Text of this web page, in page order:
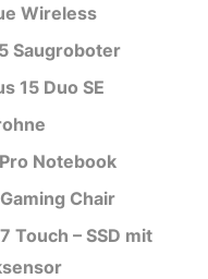
Wireless
Saugroboter
15 Duo SE
Notebook
Chair
Touch – SSD mit